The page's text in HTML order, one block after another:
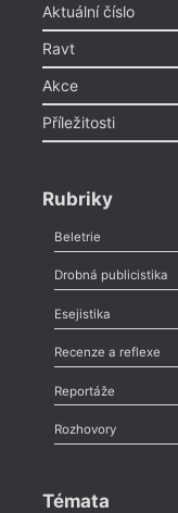
Aktuální číslo
Ravt
Akce
Příležitosti
Rubriky
Beletrie
Poezie,Próza,
Drobná publicistika
Odlesk
Nekrolog,Glosa,
Esejistika
Esej , Pádlo,Úvaha
Recenze a reflexe
Recenze
Méně slov o
Reportáže
Literární zítřky
Celá rubrika
Rozhovory
Témata